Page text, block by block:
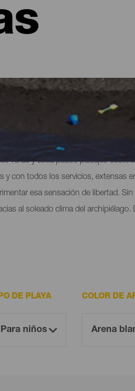
verde y escarpados paisajes
y con todos los servicios, extensas
esa sensación de libertad.
al soleado clima del
DE PLAYA COLOR DE